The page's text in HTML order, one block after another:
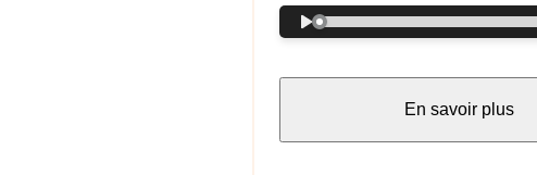
En savoir plus